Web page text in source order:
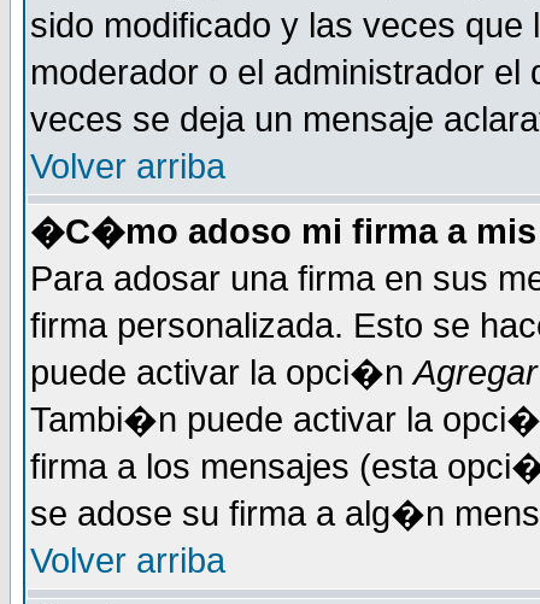
sido modificado y las veces
moderador o el administrador
veces se deja un mensaje
Volver arriba
�C�mo adoso mi firma a mis
Para adosar una firma en sus
firma personalizada. Esto se
puede activar la opci�n
Tambi�n puede activar la
firma a los mensajes (esta
se adose su firma a alg�n
Volver arriba